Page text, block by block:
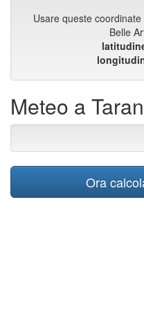
Usare queste
Belle
Meteo a
Ora